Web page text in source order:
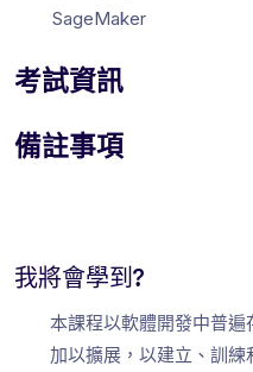
SageMaker
考試資訊
備註事項
我將會學到?
本課程以軟體開發中普
加以擴展，以建立、訓